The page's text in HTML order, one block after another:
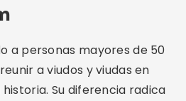
a personas mayores de 50
a viudos y viudas en
Su diferencia radica